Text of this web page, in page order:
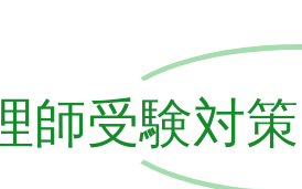
師受験対